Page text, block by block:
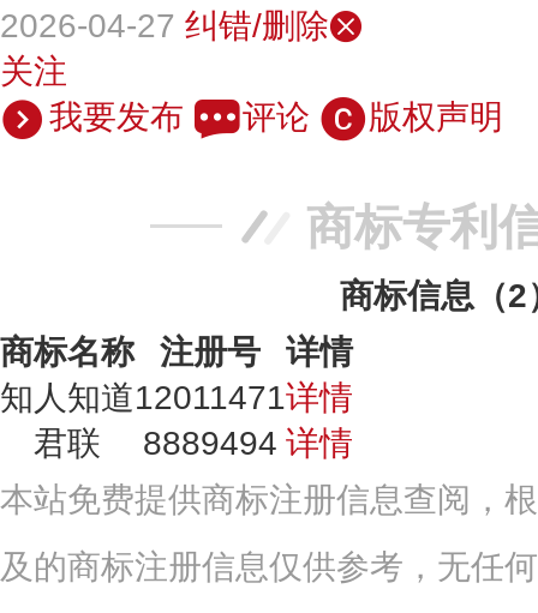
2026-04-27 纠错/删除
关注
我要发布
评论 版权声明
商标专利
商标信息（2
商标名称
注册号
详情
知人知道12011471详情
君联
8889494 详情
本站免费提供商标注册信息查阅，
及的商标注册信息仅供参考，无任